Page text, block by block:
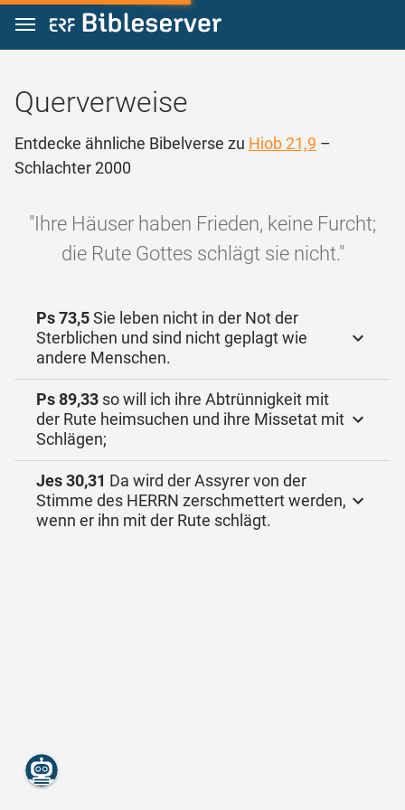
Zum Inhalt springen
Querverweise
Entdecke ähnliche Bibelverse zu Hiob 21,9 –
Schlachter 2000
"Ihre Häuser haben Frieden, keine Furcht;
die Rute Gottes schlägt sie nicht."
Ps 73,5Sie leben nicht in der Not der
Sterblichen und sind nicht geplagt wie
andere Menschen.
Ps 89,33 so will ich ihre Abtrünnigkeit mit
der Rute heimsuchen und ihre Missetat mit
Schlägen;
Jes 30,31 Da wird der Assyrer von der
Stimme des HERRN zerschmettert werden,
wenn er ihn mit der Rute schlägt.